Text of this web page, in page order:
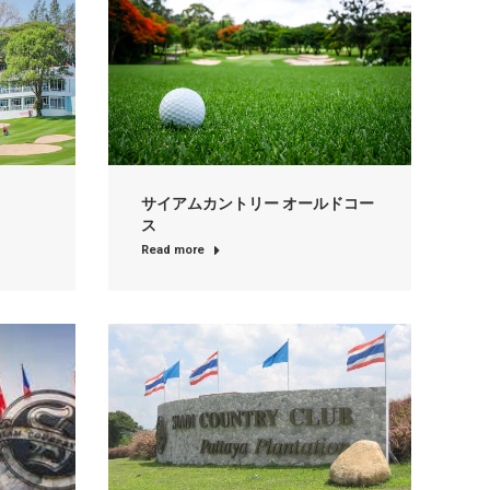
サイアムカントリー オールドコー
ス
Read more